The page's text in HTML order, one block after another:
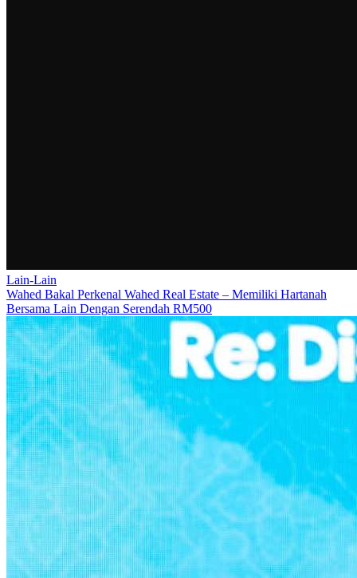
Lain-Lain
Wahed Bakal Perkenal Wahed Real Estate – Memiliki Hartanah
Bersama Lain Dengan Serendah RM500